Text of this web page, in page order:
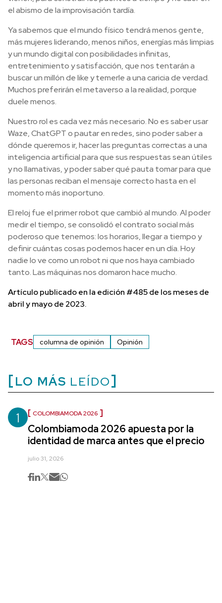
el abismo de la improvisación tardía.
Ya sabemos que el mundo físico tendrá menos gente,
más mujeres liderando, menos niños, energías más limpias
y un mundo digital con posibilidades infinitas,
entretenimiento y satisfacción, que nos tentarán a
buscar un millón de like y temerle a una caricia de verdad.
Muchos preferirán el metaverso a la realidad, porque
duele menos.
Nuestro rol es cada vez más necesario. No es saber usar
Waze, ChatGPT o pautar en redes, sino poder saber a
dónde queremos ir, hacer las preguntas correctas a una
inteligencia artificial para que sus respuestas sean útiles
y no llamativas, y poder saber qué pauta tomar para que
las personas reciban el mensaje correcto hasta en el
momento más inoportuno.
El reloj fue el primer robot que cambió al mundo. Al poder
medir el tiempo, se consolidó el contrato social más
poderoso que tenemos: los horarios, llegar a tiempo y
definir cuántas cosas podemos hacer en un día. Hoy
nadie lo ve como un robot ni que nos haya cambiado
tanto. Las máquinas nos domaron hace mucho.
Artículo publicado en la edición #485 de los meses de
abril y mayo de 2023.
TAGS columna de opinión Opinión
LO MÁS LEÍDO
1 COLOMBIAMODA 2026
Colombiamoda 2026 apuesta por la
identidad de marca antes que el precio
julio 31, 2026